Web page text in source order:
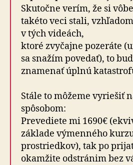
Skutočne verím, že si
takéto veci stali,
v tých videách,
ktoré zvyčajne pozeráte
sa snažím povedať), to
znamenať úplnú
Stále to môžeme vyriešiť
spôsobom:
Prevediete mi 1690€
základe výmenného
prostriedkov), tak po
okamžite odstránim bez